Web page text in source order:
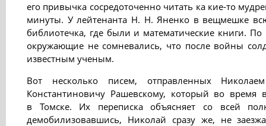
его привычка сосредоточенно читать ка кие-то
минуты. У лейтенанта Н. Н. Яненко в вещмешке
библиотечка, где были и математические книги.
окружающие не сомневались, что после войны
известным ученым.
Вот несколько писем, отправленных
Константиновичу Рашевскому, который во время
в Томске. Их переписка объясняет со всей
демобилизовавшись, Николай сразу же, не